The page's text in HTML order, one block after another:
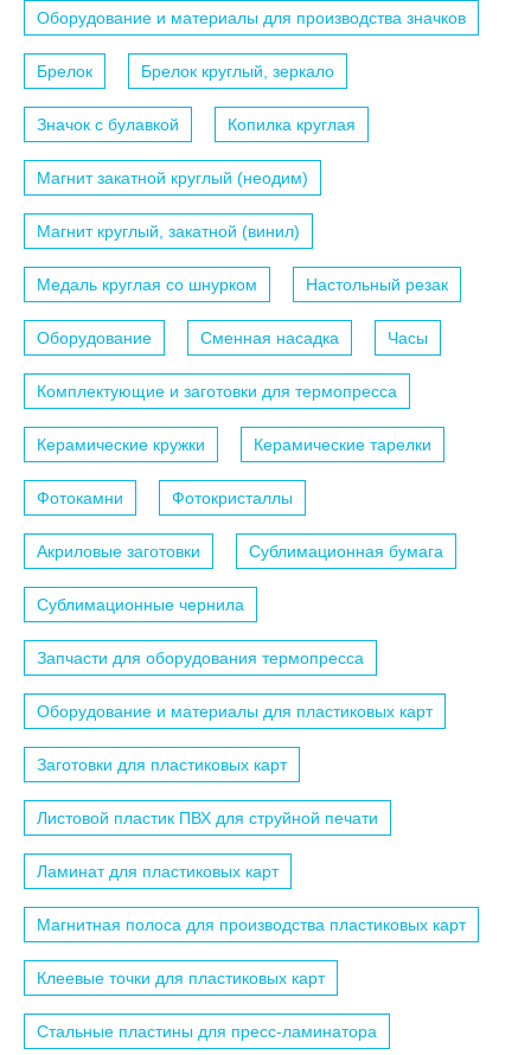
Оборудование и материалы для производства значков
Брелок Брелок круглый, зеркало
Значок с булавкой Копилка круглая
Магнит закатной круглый (неодим)
Магнит круглый, закатной (винил)
Медаль круглая со шнурком Настольный резак
Оборудование Сменная насадка Часы
Комплектующие и заготовки для термопресса
Керамические кружки Керамические тарелки
Фотокамни Фотокристаллы
Акриловые заготовки Сублимационная бумага
Сублимационные чернила
Запчасти для оборудования термопресса
Оборудование и материалы для пластиковых карт
Заготовки для пластиковых карт
Листовой пластик ПВХ для струйной печати
Ламинат для пластиковых карт
Магнитная полоса для производства пластиковых карт
Клеевые точки для пластиковых карт
Стальные пластины для пресс-ламинатора